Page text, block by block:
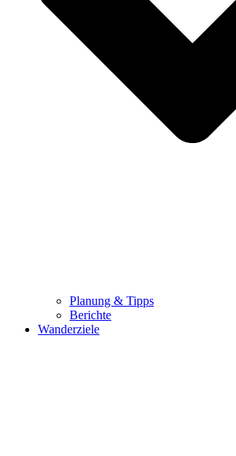
Planung & Tipps
Berichte
Wanderziele